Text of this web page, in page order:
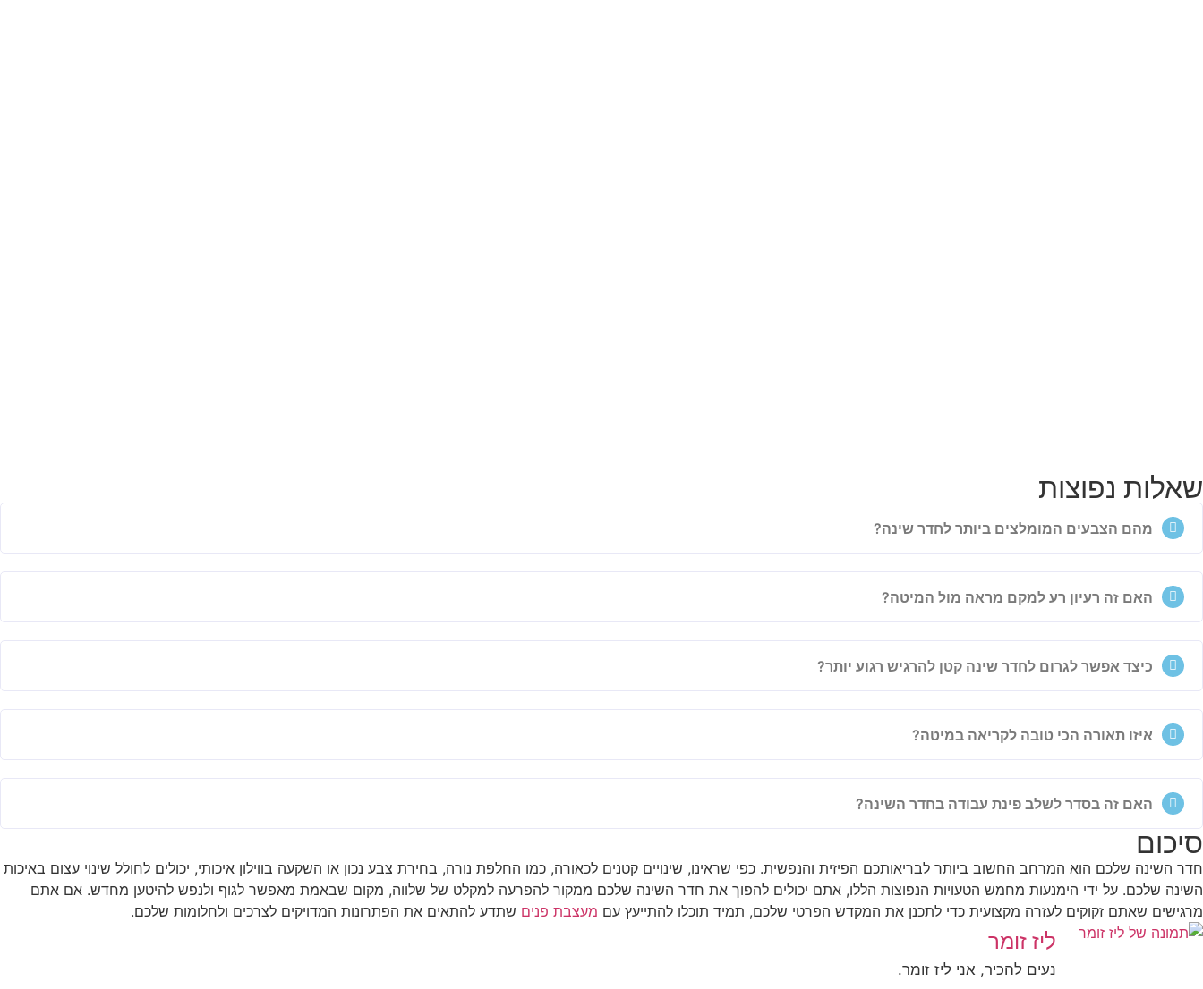
שאלות נפוצות
מהם הצבעים המומלצים ביותר לחדר שינה?
האם זה רעיון רע למקם מראה מול המיטה?
כיצד אפשר לגרום לחדר שינה קטן להרגיש רגוע יותר?
איזו תאורה הכי טובה לקריאה במיטה?
האם זה בסדר לשלב פינת עבודה בחדר השינה?
סיכום
חדר השינה שלכם הוא המרחב החשוב ביותר לבריאותכם הפיזית והנפשית. כפי שראינו, שינויים קטנים לכאורה, כמו החלפת נורה, בחירת צבע נכון או השקעה בווילון איכותי, יכולים לחולל שינוי עצום באיכות
השינה שלכם. על ידי הימנעות מחמש הטעויות הנפוצות הללו, אתם יכולים להפוך את חדר השינה שלכם ממקור להפרעה למקלט של שלווה, מקום שבאמת מאפשר לגוף ולנפש להיטען מחדש. אם אתם
מרגישים שאתם זקוקים לעזרה מקצועית כדי לתכנן את המקדש הפרטי שלכם, תמיד תוכלו להתייעץ עם מעצבת פנים שתדע להתאים את הפתרונות המדויקים לצרכים ולחלומות שלכם.
ליז זומר
נעים להכיר, אני ליז זומר.